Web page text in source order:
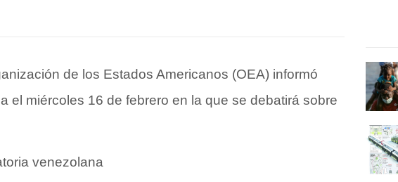
de los Estados Americanos (OEA) informó
el miércoles 16 de febrero en la que se debatirá sobre
venezolana